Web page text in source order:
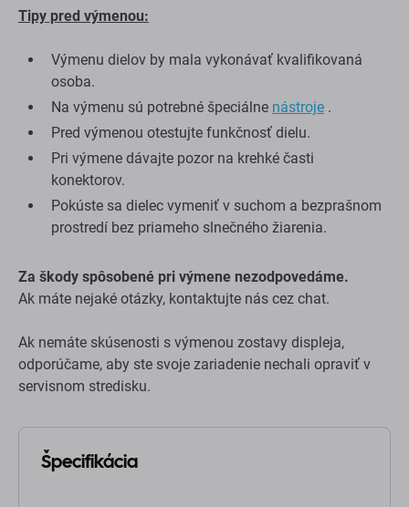
Tipy pred výmenou:
Výmenu dielov by mala vykonávať kvalifikovaná
osoba.
Na výmenu sú potrebné špeciálne nástroje .
Pred výmenou otestujte funkčnosť dielu.
Pri výmene dávajte pozor na krehké časti
konektorov.
Pokúste sa dielec vymeniť v suchom a bezprašnom
prostredí bez priameho slnečného žiarenia.
Za škody spôsobené pri výmene nezodpovedáme.
Ak máte nejaké otázky, kontaktujte nás cez chat.
Ak nemáte skúsenosti s výmenou zostavy displeja,
odporúčame, aby ste svoje zariadenie nechali opraviť v
servisnom stredisku.
Špecifikácia